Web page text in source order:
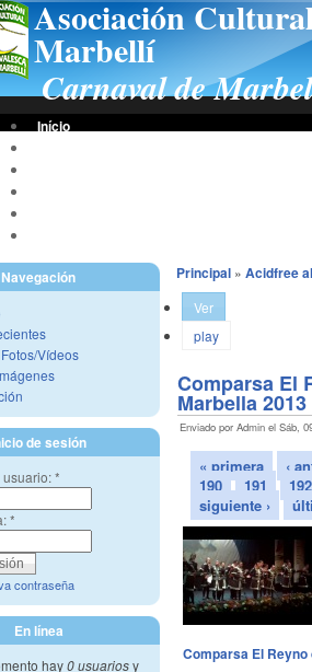
Asociación
Marbellí
Carnaval de
Início
Navegación
Vídeos
de sesión
usuario:*
*
contraseña
En línea
hay0 usuariosy
Principal» Acidfree
Ver
play
Comparsa El
Marbella 2013
Enviado por Admin el Sáb,
« primera
‹
190
191
192
siguiente ›
Comparsa El